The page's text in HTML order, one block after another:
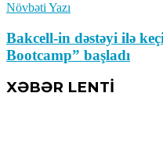
Növbəti Yazı
Bakcell-in dəstəyi ilə
Bootcamp” başladı
XƏBƏR LENTİ